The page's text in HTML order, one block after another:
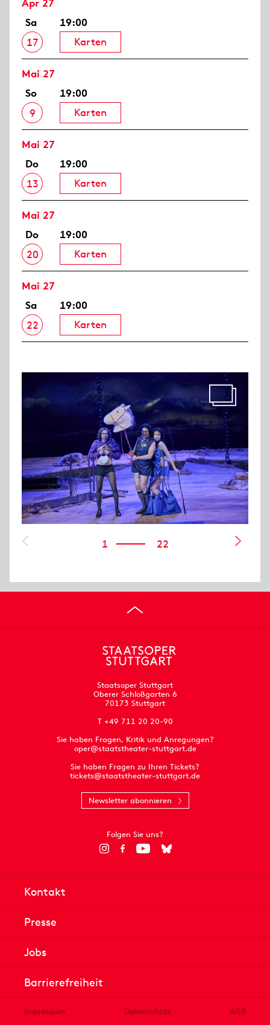
Apr 27
Sa
17
19:00
Karten
Mai 27
So
9
19:00
Karten
Mai 27
Do
13
19:00
Karten
Mai 27
Do
20
19:00
Karten
Mai 27
Sa
22
19:00
Karten
1 22
Staatsoper Stuttgart
Oberer Schloßgarten 6
70173 Stuttgart
T +49 711 20 20-90
Sie haben Fragen, Kritik und Anregungen?
oper@staatstheater-stuttgart.de
Sie haben Fragen zu Ihren Tickets?
tickets@staatstheater-stuttgart.de
Newsletter abonnieren
Folgen Sie uns?
Kontakt
Presse
Jobs
Barrierefreiheit
Impressum Datenschutz AGB